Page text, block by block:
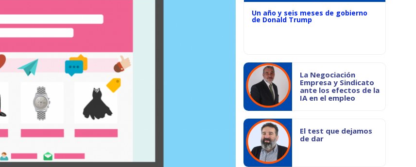
Un año y seis meses de gobierno
de Donald Trump
La Negociación
Empresa y Sindicato
ante los efectos de la
IA en el empleo
El test que dejamos
de dar